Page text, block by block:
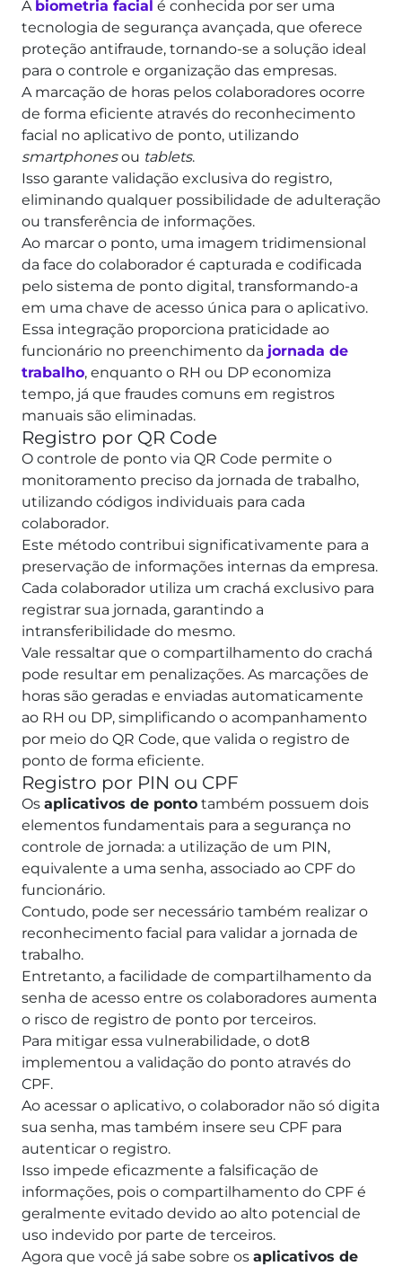
A biometria facial é conhecida por ser uma
tecnologia de segurança avançada, que oferece
proteção antifraude, tornando-se a solução ideal
para o controle e organização das empresas.
A marcação de horas pelos colaboradores ocorre
de forma eficiente através do reconhecimento
facial no aplicativo de ponto, utilizando
smartphonesou tablets.
Isso garante validação exclusiva do registro,
eliminando qualquer possibilidade de adulteração
ou transferência de informações.
Ao marcar o ponto, uma imagem tridimensional
da face do colaborador é capturada e codificada
pelo sistema de ponto digital, transformando-a
em uma chave de acesso única para o aplicativo.
Essa integração proporciona praticidade ao
funcionário no preenchimento da jornada de
trabalho, enquanto o RH ou DP economiza
tempo, já que fraudes comuns em registros
manuais são eliminadas.
Registro por QR Code
O controle de ponto via QR Code permite o
monitoramento preciso da jornada de trabalho,
utilizando códigos individuais para cada
colaborador.
Este método contribui significativamente para a
preservação de informações internas da empresa.
Cada colaborador utiliza um crachá exclusivo para
registrar sua jornada, garantindo a
intransferibilidade do mesmo.
Vale ressaltar que o compartilhamento do crachá
pode resultar em penalizações. As marcações de
horas são geradas e enviadas automaticamente
ao RH ou DP, simplificando o acompanhamento
por meio do QR Code, que valida o registro de
ponto de forma eficiente.
Registro por PIN ou CPF
Os aplicativos de ponto também possuem dois
elementos fundamentais para a segurança no
controle de jornada: a utilização de um PIN,
equivalente a uma senha, associado ao CPF do
funcionário.
Contudo, pode ser necessário também realizar o
reconhecimento facial para validar a jornada de
trabalho.
Entretanto, a facilidade de compartilhamento da
senha de acesso entre os colaboradores aumenta
o risco de registro de ponto por terceiros.
Para mitigar essa vulnerabilidade, o dot8
implementou a validação do ponto através do
CPF.
Ao acessar o aplicativo, o colaborador não só digita
sua senha, mas também insere seu CPF para
autenticar o registro.
Isso impede eficazmente a falsificação de
informações, pois o compartilhamento do CPF é
geralmente evitado devido ao alto potencial de
uso indevido por parte de terceiros.
Agora que você já sabe sobre os aplicativos de